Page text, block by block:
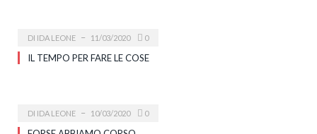
DI IDA LEONE 11/03/2020 0
IL TEMPO PER FARE LE COSE
DI IDA LEONE 10/03/2020 0